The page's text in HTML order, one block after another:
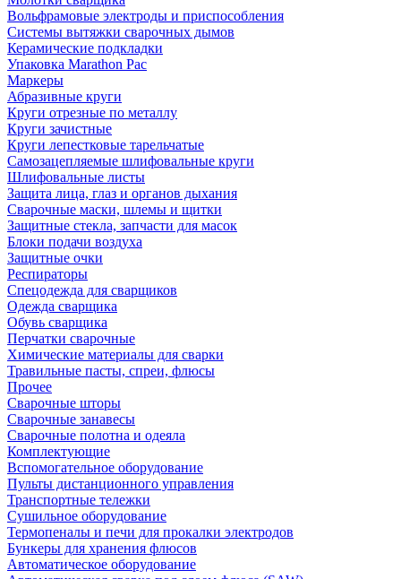
Вольфрамовые электроды и приспособления
Системы вытяжки сварочных дымов
Керамические подкладки
Упаковка Marathon Pac
Маркеры
Абразивные круги
Круги отрезные по металлу
Круги зачистные
Круги лепестковые тарельчатые
Самозацепляемые шлифовальные круги
Шлифовальные листы
Защита лица, глаз и органов дыхания
Сварочные маски, шлемы и щитки
Защитные стекла, запчасти для масок
Блоки подачи воздуха
Защитные очки
Респираторы
Спецодежда для сварщиков
Одежда сварщика
Обувь сварщика
Перчатки сварочные
Химические материалы для сварки
Травильные пасты, спреи, флюсы
Прочее
Сварочные шторы
Сварочные занавесы
Сварочные полотна и одеяла
Комплектующие
Вспомогательное оборудование
Пульты дистанционного управления
Транспортные тележки
Сушильное оборудование
Термопеналы и печи для прокалки электродов
Бункеры для хранения флюсов
Автоматическое оборудование